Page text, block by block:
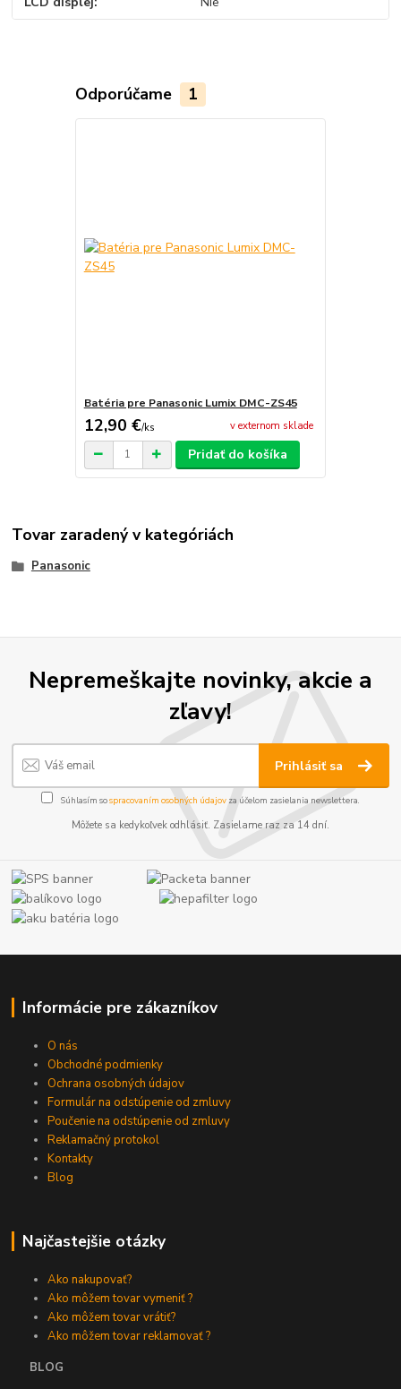
Odporúčame 1
Batéria pre Panasonic Lumix DMC-ZS45
12,90 €/ks v externom sklade
Pridať do košíka
Tovar zaradený v kategóriách
Panasonic
Nepremeškajte novinky, akcie a
zľavy!
Prihlásiť sa
Súhlasím sospracovaním osobných údajov za účelom zasielania newslettera.
Môžete sa kedykoľvek odhlásiť. Zasielame raz za 14 dní.
Informácie pre zákazníkov
O nás
Obchodné podmienky
Ochrana osobných údajov
Formulár na odstúpenie od zmluvy
Poučenie na odstúpenie od zmluvy
Reklamačný protokol
Kontakty
Blog
Najčastejšie otázky
Ako nakupovať?
Ako môžem tovar vymeniť ?
Ako môžem tovar vrátiť?
Ako môžem tovar reklamovať ?
BLOG